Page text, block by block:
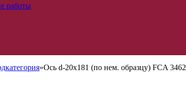
работы
»Ось d-20х181 (по нем. образцу) FCA 3462